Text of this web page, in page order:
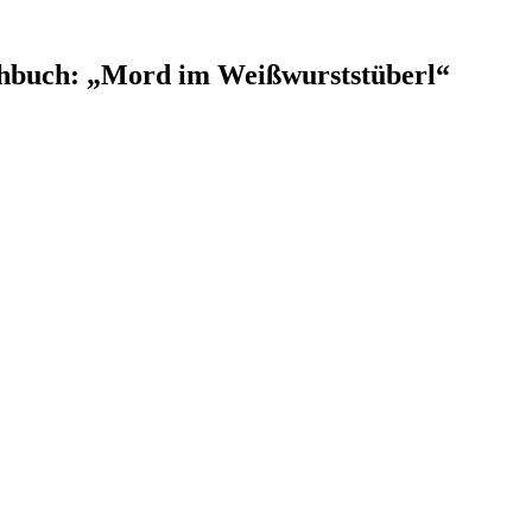
„Mord im Weißwurststüberl“